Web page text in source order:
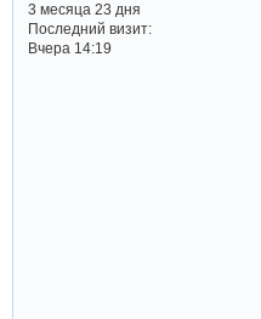
3 месяца 23 дня
Последний визит:
Вчера 14:19